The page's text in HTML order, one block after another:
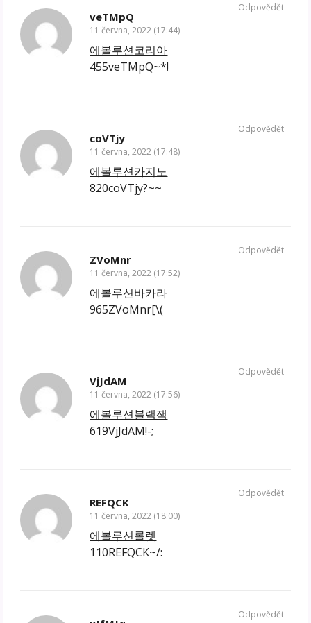
veTMpQ
11 června, 2022 (17:44)
에볼루션코리아
455veTMpQ~*!
Odpovědět
coVTjy
11 června, 2022 (17:48)
에볼루션카지노
820coVTjy?~~
Odpovědět
ZVoMnr
11 června, 2022 (17:52)
에볼루션바카라
965ZVoMnr[\(
Odpovědět
VjJdAM
11 června, 2022 (17:56)
에볼루션블랙잭
619VjJdAM!-;
Odpovědět
REFQCK
11 června, 2022 (18:00)
에볼루션롤렛
110REFQCK~/:
Odpovědět
Odpovědět